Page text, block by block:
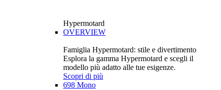
Hypermotard
OVERVIEW
Famiglia Hypermotard: stile e divertimento
Esplora la gamma Hypermotard e scegli il
modello più adatto alle tue esigenze.
Scopri di più
698 Mono